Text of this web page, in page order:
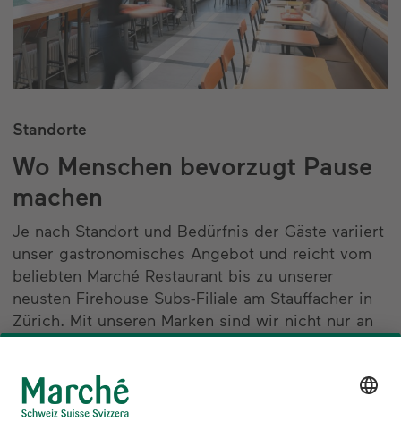
Standorte
Wo Menschen bevorzugt Pause
machen
Je nach Standort und Bedürfnis der Gäste variiert
unser gastronomisches Angebot und reicht vom
beliebten Marché Restaurant bis zu unserer
neusten Firehouse Subs-Filiale am Stauffacher in
Zürich. Mit unseren Marken sind wir nicht nur an
Autobahnen oder am Flughafen Zürich präsent,
Bahnhöfen Zürich, Bern und Basel sowie in
etlichen beliebten Einkaufszentren in der